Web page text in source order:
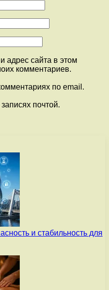
адрес сайта в этом
комментариев.
по email.
почтой.
и стабильность для